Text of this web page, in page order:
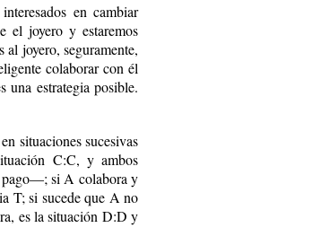
en cambiar
el joyero y estaremos
al joyero, seguramente,
colaborar con él
una estrategia posible.
situaciones sucesivas
C:C, y ambos
pago—; si A colabora y
T; si sucede que A no
es la situación D:D y